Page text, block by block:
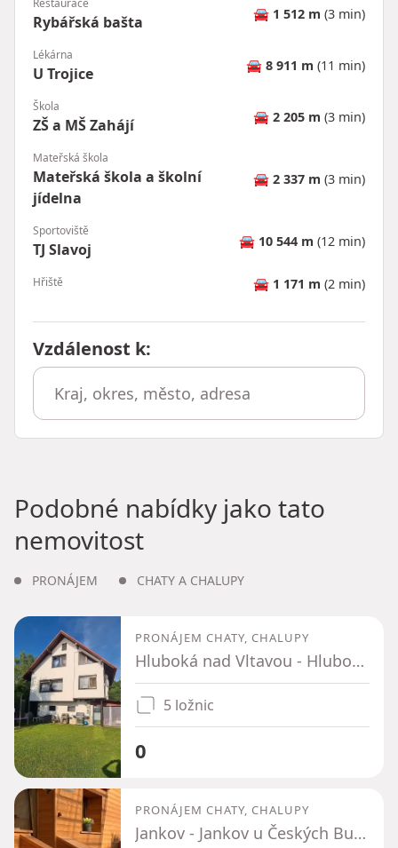
Rybářská bašta 🚘 1 512 m (3 min)
Lékárna
U Trojice 🚘 8 911 m (11 min)
Škola
ZŠ a MŠ Zahájí 🚘 2 205 m (3 min)
Mateřská škola
Mateřská škola a školní
jídelna
🚘 2 337 m (3 min)
Sportoviště
TJ Slavoj 🚘 10 544 m (12 min)
Hřiště 🚘 1 171 m (2 min)
Vzdálenost k:
Podobné nabídky jako tato
nemovitost
PRONÁJEM CHATY A CHALUPY
PRONÁJEM CHATY, CHALUPY
Hluboká nad Vltavou - Hluboká nad Vltavou, Jihočeský kraj
5 ložnic
0
PRONÁJEM CHATY, CHALUPY
Jankov - Jankov u Českých Budějovic, Jihočeský kraj